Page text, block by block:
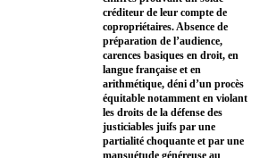
créditeur de leur compte de
copropriétaires. Absence de
préparation de l’audience,
carences basiques en droit, en
langue française et en
arithmétique, déni d’un procès
équitable notamment en violant
les droits de la défense des
justiciables juifs par une
partialité choquante et par une